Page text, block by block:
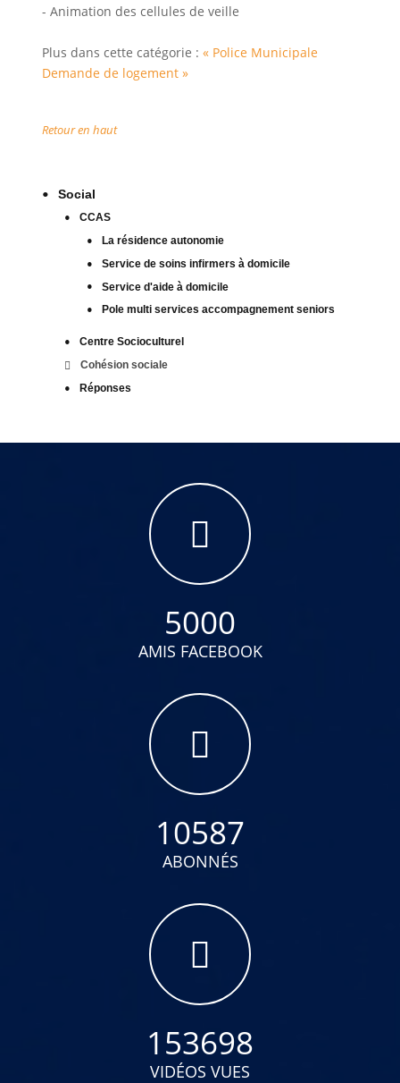
- Animation des cellules de veille
Plus dans cette catégorie : « Police Municipale
Demande de logement »
Retour en haut
Social
CCAS
La résidence autonomie
Service de soins infirmers à domicile
Service d'aide à domicile
Pole multi services accompagnement seniors
Centre Socioculturel
Cohésion sociale
Réponses
5000
AMIS FACEBOOK
10587
ABONNÉS
153698
VIDÉOS VUES